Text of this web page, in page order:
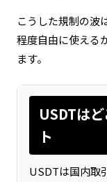
こうした規制の波
程度自由に使える
ます。
USDTは
ト
USDTは国内取